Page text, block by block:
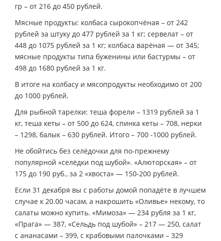
гр – от 216 до 450 рублей.
Мясные продукты: колбаса сырокопчёная – от 242
рублей за штуку до 477 рублей за 1 кг; сервелат – от
448 до 1075 рублей за 1 кг; колбаса варёная — от 345;
мясные продукты типа буженины или бастурмы – от
498 до 1680 рублей за 1 кг.
В итоге на колбасу и мясопродукты необходимо от 200
до 1000 рублей.
Для рыбной тарелки: теша форели – 1319 рублей за 1
кг, теша кеты – от 500 до 624, спинка кеты – 708, нерки
– 1298, балык – 630 рублей. Итого – 700 -1000 рублей.
Не обойтись без селёдочки для по-прежнему
популярной «селёдки под шубой». «Алюторская» – от
175 до 190 руб., за 2 «хвоста» — 150-200 рублей.
Если 31 декабря вы с работы домой попадёте в лучшем
случае к 20.00 часам, а накрошить «Оливье» некому, то
салаты можно купить. «Мимоза» — 234 рубля за 1 кг,
«Прага» — 387, «Сельдь под шубой» – 217 — 250, салат
с ананасами – 399, с крабовыми палочками – 329